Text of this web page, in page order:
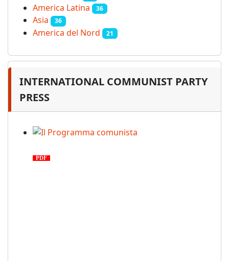
America Latina 36
Asia 36
America del Nord 21
INTERNATIONAL COMMUNIST PARTY
PRESS
PDF